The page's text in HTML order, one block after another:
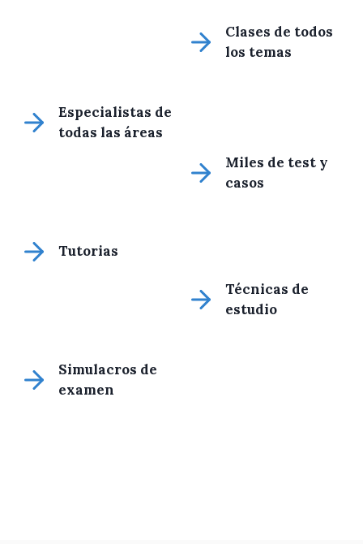
Clases de todos
los temas
Especialistas de
todas las áreas
Miles de test y
casos
Tutorias
Técnicas de
estudio
Simulacros de
examen